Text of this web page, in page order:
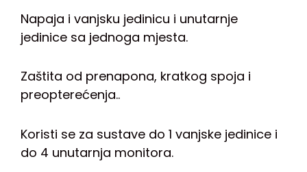
Napaja i vanjsku jedinicu i unutarnje
jedinice sa jednoga mjesta.
Zaštita od prenapona, kratkog spoja i
preopterećenja..
Koristi se za sustave do 1 vanjske jedinice i
do 4 unutarnja monitora.